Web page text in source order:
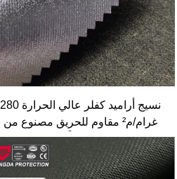
نسيج أراميد كفلر عالي الحرارة 280
غرام/م² مقاوم للحريق مصنوع من
ألياف مُكَسَّبَة مسبقاً ومطلي بطبقة
من الألمنيوم منسوج بنمط الساتان